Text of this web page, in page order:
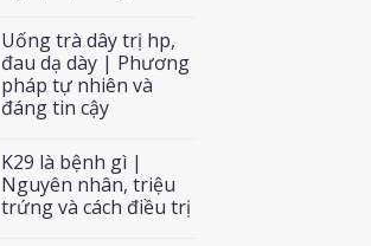
Uống trà dây trị hp,
đau dạ dày | Phương
pháp tự nhiên và
đáng tin cậy
K29 là bệnh gì |
Nguyên nhân, triệu
trứng và cách điều trị